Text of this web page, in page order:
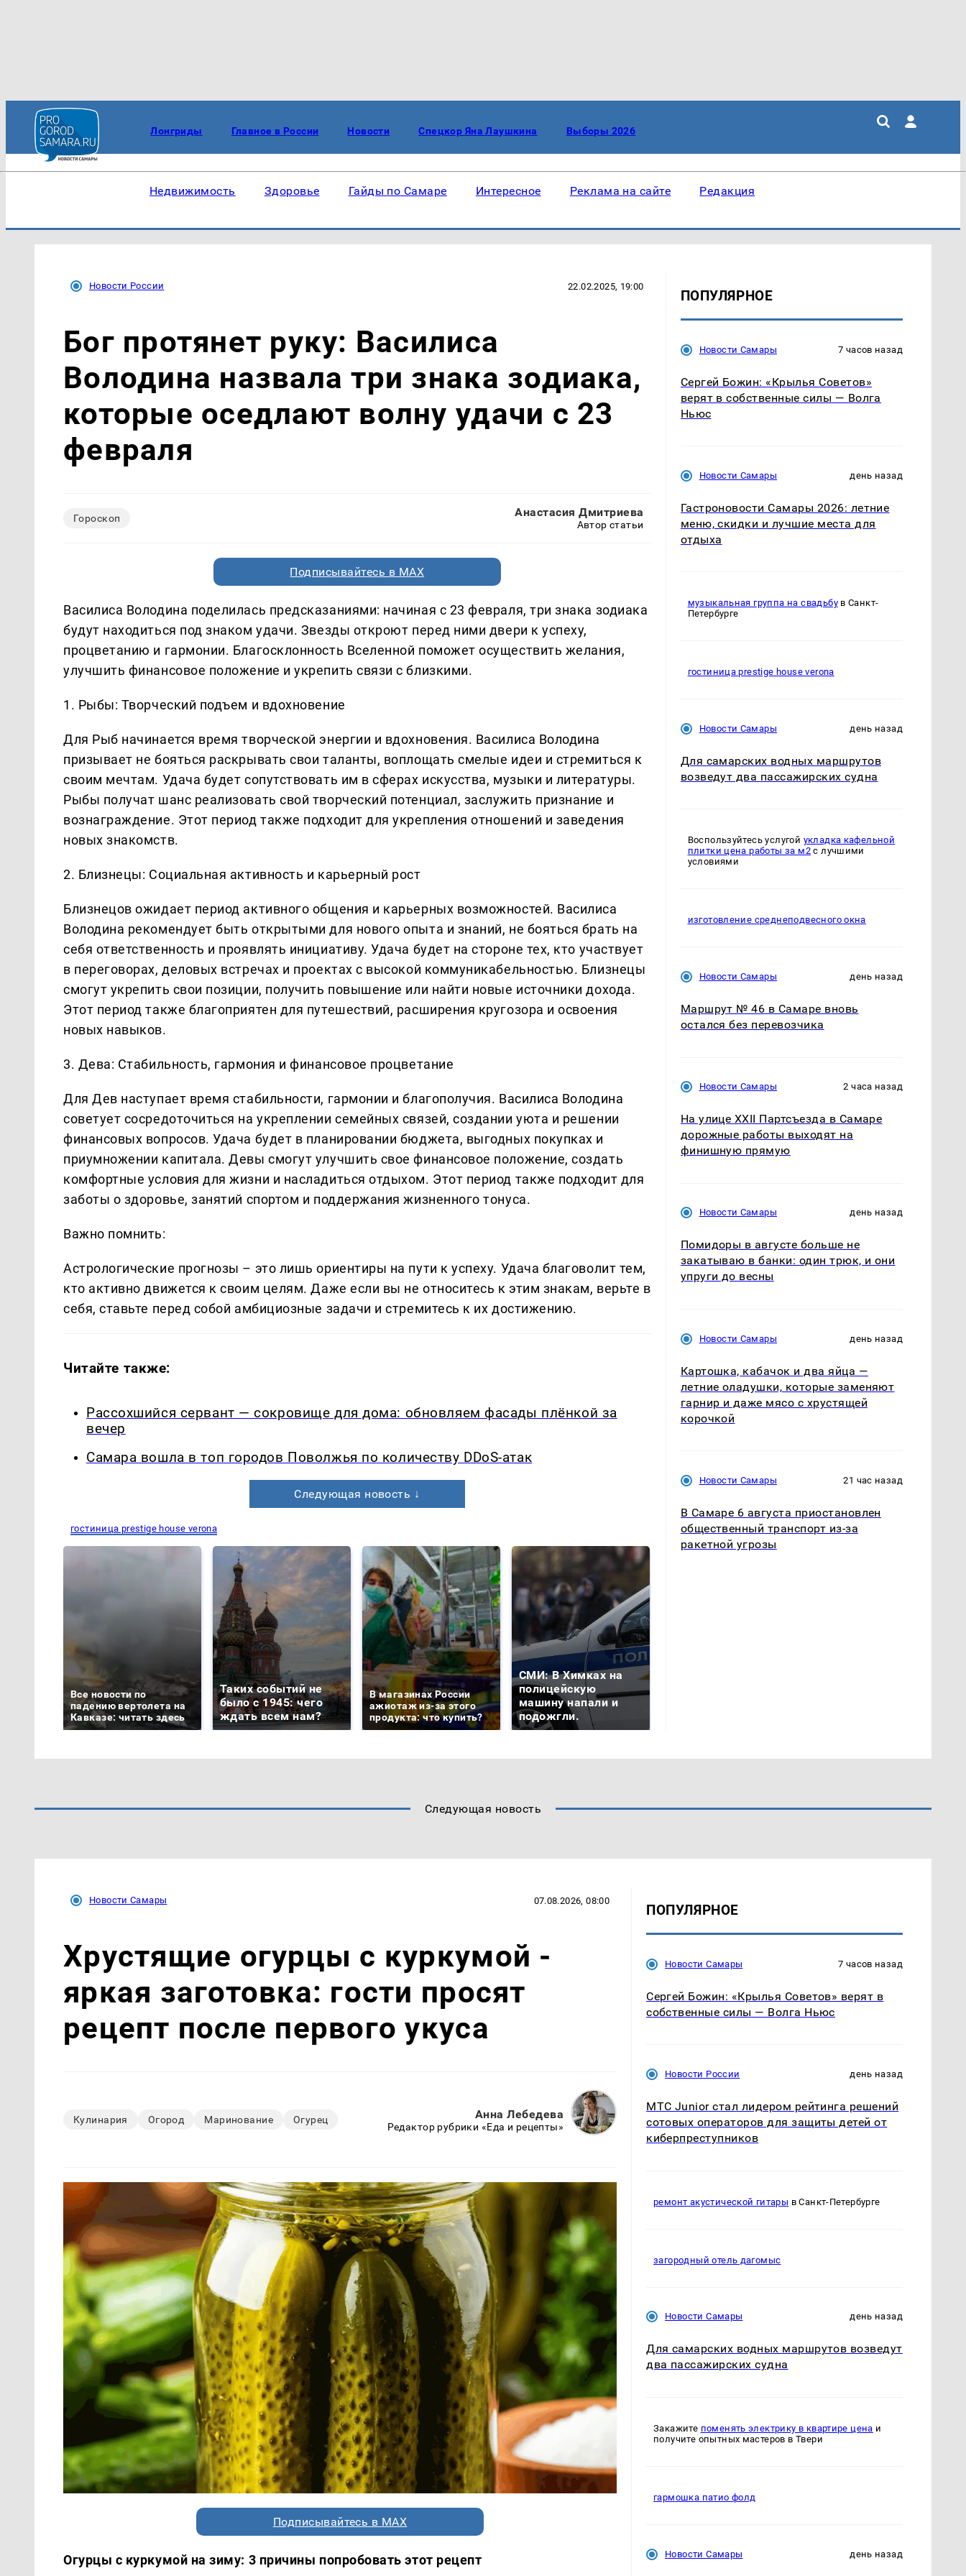
Лонгриды Главное в России Новости Спецкор Яна Лаушкина Выборы 2026
Недвижимость Здоровье Гайды по Самаре Интересное Реклама на сайте Редакция
Новости России 22.02.2025, 19:00
Бог протянет руку: Василиса
Володина назвала три знака зодиака,
которые оседлают волну удачи с 23
февраля
Гороскоп Анастасия Дмитриева
Автор статьи
Подписывайтесь в MAX
Василиса Володина поделилась предсказаниями: начиная с 23 февраля, три знака зодиака
будут находиться под знаком удачи. Звезды откроют перед ними двери к успеху,
процветанию и гармонии. Благосклонность Вселенной поможет осуществить желания,
улучшить финансовое положение и укрепить связи с близкими.
1. Рыбы: Творческий подъем и вдохновение
Для Рыб начинается время творческой энергии и вдохновения. Василиса Володина
призывает не бояться раскрывать свои таланты, воплощать смелые идеи и стремиться к
своим мечтам. Удача будет сопутствовать им в сферах искусства, музыки и литературы.
Рыбы получат шанс реализовать свой творческий потенциал, заслужить признание и
вознаграждение. Этот период также подходит для укрепления отношений и заведения
новых знакомств.
2. Близнецы: Социальная активность и карьерный рост
Близнецов ожидает период активного общения и карьерных возможностей. Василиса
Володина рекомендует быть открытыми для нового опыта и знаний, не бояться брать на
себя ответственность и проявлять инициативу. Удача будет на стороне тех, кто участвует
в переговорах, деловых встречах и проектах с высокой коммуникабельностью. Близнецы
смогут укрепить свои позиции, получить повышение или найти новые источники дохода.
Этот период также благоприятен для путешествий, расширения кругозора и освоения
новых навыков.
3. Дева: Стабильность, гармония и финансовое процветание
Для Дев наступает время стабильности, гармонии и благополучия. Василиса Володина
советует сосредоточиться на укреплении семейных связей, создании уюта и решении
финансовых вопросов. Удача будет в планировании бюджета, выгодных покупках и
приумножении капитала. Девы смогут улучшить свое финансовое положение, создать
комфортные условия для жизни и насладиться отдыхом. Этот период также подходит для
заботы о здоровье, занятий спортом и поддержания жизненного тонуса.
Важно помнить:
Астрологические прогнозы – это лишь ориентиры на пути к успеху. Удача благоволит тем,
кто активно движется к своим целям. Даже если вы не относитесь к этим знакам, верьте в
себя, ставьте перед собой амбициозные задачи и стремитесь к их достижению.
Читайте также:
Рассохшийся сервант — сокровище для дома: обновляем фасады плёнкой за
вечер
Самара вошла в топ городов Поволжья по количеству DDoS-атак
Следующая новость ↓
гостиница prestige house verona
Все новости по
падению вертолета на
Кавказе: читать здесь
Таких событий не
было с 1945: чего
ждать всем нам?
В магазинах России
ажиотаж из-за этого
продукта: что купить?
СМИ: В Химках на
полицейскую
машину напали и
подожгли.
ПОПУЛЯРНОЕ
Новости Самары 7 часов назад
Сергей Божин: «Крылья Советов»
верят в собственные силы — Волга
Ньюс
Новости Самары день назад
Гастроновости Самары 2026: летние
меню, скидки и лучшие места для
отдыха
музыкальная группа на свадьбув Санкт-
Петербурге
гостиница prestige house verona
Новости Самары день назад
Для самарских водных маршрутов
возведут два пассажирских судна
Воспользуйтесь услугой укладка кафельной
плитки цена работы за м2с лучшими
условиями
изготовление среднеподвесного окна
Новости Самары день назад
Маршрут № 46 в Самаре вновь
остался без перевозчика
Новости Самары 2 часа назад
На улице XXII Партсъезда в Самаре
дорожные работы выходят на
финишную прямую
Новости Самары день назад
Помидоры в августе больше не
закатываю в банки: один трюк, и они
упруги до весны
Новости Самары день назад
Картошка, кабачок и два яйца —
летние оладушки, которые заменяют
гарнир и даже мясо с хрустящей
корочкой
Новости Самары 21 час назад
В Самаре 6 августа приостановлен
общественный транспорт из-за
ракетной угрозы
Следующая новость
Новости Самары 07.08.2026, 08:00
Хрустящие огурцы с куркумой -
яркая заготовка: гости просят
рецепт после первого укуса
Кулинария Огород Маринование Огурец Анна Лебедева
Редактор рубрики «Еда и рецепты»
Подписывайтесь в MAX
Огурцы с куркумой на зиму: 3 причины попробовать этот рецепт
ПОПУЛЯРНОЕ
Новости Самары 7 часов назад
Сергей Божин: «Крылья Советов» верят в
собственные силы — Волга Ньюс
Новости России день назад
МТС Junior стал лидером рейтинга решений
сотовых операторов для защиты детей от
киберпреступников
ремонт акустической гитары в Санкт-Петербурге
загородный отель дагомыс
Новости Самары день назад
Для самарских водных маршрутов возведут
два пассажирских судна
Закажите поменять электрику в квартире цена и
получите опытных мастеров в Твери
гармошка патио фолд
Новости Самары день назад